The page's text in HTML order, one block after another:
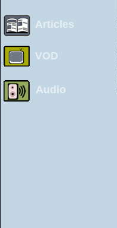
Articles
VOD
Audio